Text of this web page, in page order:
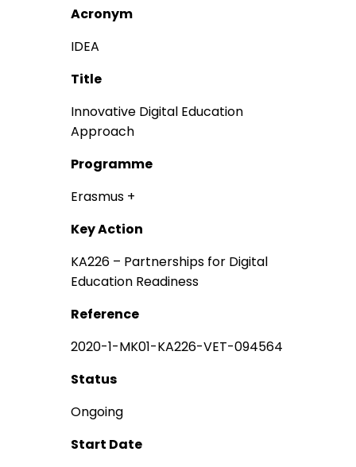
Acronym
IDEA
Title
Innovative Digital Education
Approach
Programme
Erasmus +
Key Action
KA226 – Partnerships for Digital
Education Readiness
Reference
2020-1-MK01-KA226-VET-094564
Status
Ongoing
Start Date